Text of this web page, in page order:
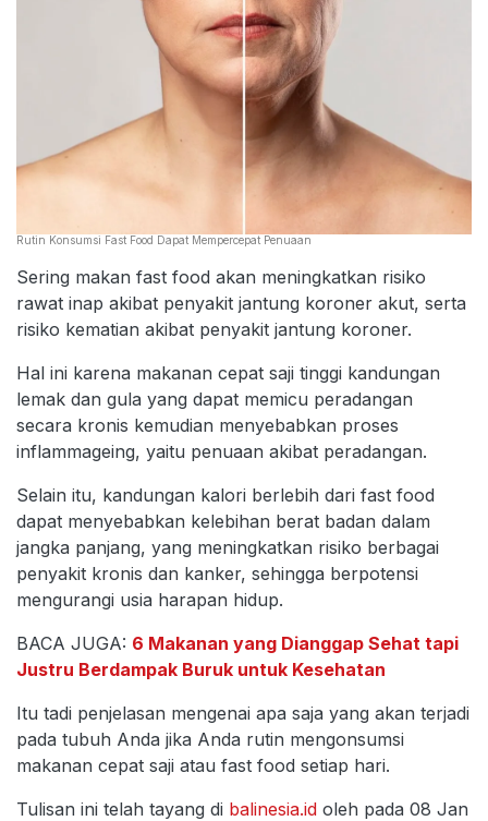
Rutin Konsumsi Fast Food Dapat Mempercepat Penuaan
Sering makan fast food akan meningkatkan risiko
rawat inap akibat penyakit jantung koroner akut, serta
risiko kematian akibat penyakit jantung koroner.
Hal ini karena makanan cepat saji tinggi kandungan
lemak dan gula yang dapat memicu peradangan
secara kronis kemudian menyebabkan proses
inflammageing, yaitu penuaan akibat peradangan.
Selain itu, kandungan kalori berlebih dari fast food
dapat menyebabkan kelebihan berat badan dalam
jangka panjang, yang meningkatkan risiko berbagai
penyakit kronis dan kanker, sehingga berpotensi
mengurangi usia harapan hidup.
BACA JUGA: 6 Makanan yang Dianggap Sehat tapi
Justru Berdampak Buruk untuk Kesehatan
Itu tadi penjelasan mengenai apa saja yang akan terjadi
pada tubuh Anda jika Anda rutin mengonsumsi
makanan cepat saji atau fast food setiap hari.
Tulisan ini telah tayang di balinesia.id oleh pada 08 Jan